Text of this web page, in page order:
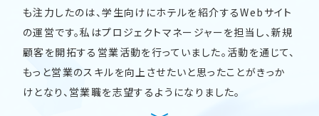
も注力したのは、学生向けにホテルを紹介するWebサイト
の運営です。私はプロジェクトマネージャーを担当し、新規
顧客を開拓する営業活動を行っていました。活動を通じて、
もっと営業のスキルを向上させたいと思ったことがきっか
けとなり、営業職を志望するようになりました。